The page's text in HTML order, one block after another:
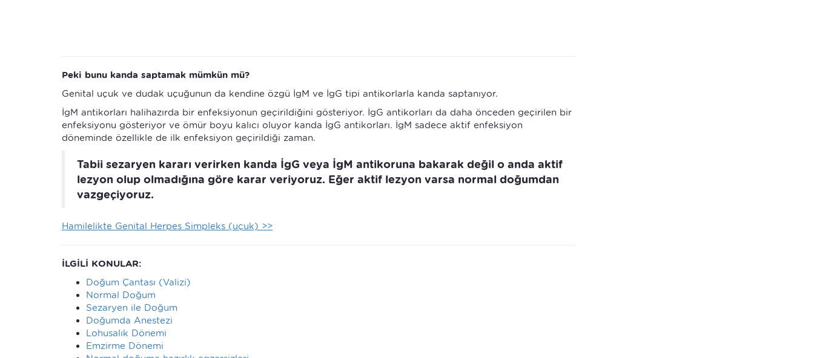
Peki bunu kanda saptamak mümkün mü?
Genital uçuk ve dudak uçuğunun da kendine özgü İgM ve İgG tipi antikorlarla kanda saptanıyor.
İgM antikorları halihazırda bir enfeksiyonun geçirildiğini gösteriyor. İgG antikorları da daha önceden geçirilen bir
enfeksiyonu gösteriyor ve ömür boyu kalıcı oluyor kanda İgG antikorları. İgM sadece aktif enfeksiyon
döneminde özellikle de ilk enfeksiyon geçirildiği zaman.
Tabii sezaryen kararı verirken kanda İgG veya İgM antikoruna bakarak değil o anda aktif
lezyon olup olmadığına göre karar veriyoruz. Eğer aktif lezyon varsa normal doğumdan
vazgeçiyoruz.
Hamilelikte Genital Herpes Simpleks (uçuk) >>
İLGİLİ KONULAR:
Doğum Çantası (Valizi)
Normal Doğum
Sezaryen ile Doğum
Doğumda Anestezi
Lohusalık Dönemi
Emzirme Dönemi